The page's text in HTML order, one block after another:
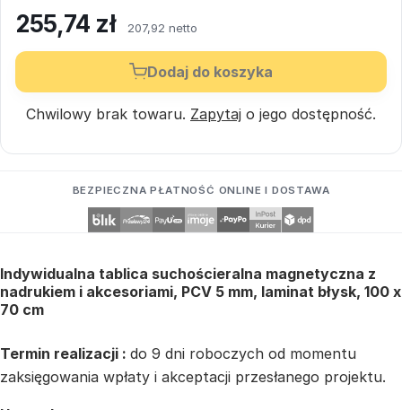
255,74 zł 207,92 netto
Dodaj do koszyka
Chwilowy brak towaru. Zapytaj o jego dostępność.
BEZPIECZNA PŁATNOŚĆ ONLINE I DOSTAWA
Indywidualna tablica suchościeralna magnetyczna z
nadrukiem i akcesoriami, PCV 5 mm, laminat błysk, 100 x
70 cm
Termin realizacji : do 9 dni roboczych od momentu
zaksięgowania wpłaty i akceptacji przesłanego projektu.